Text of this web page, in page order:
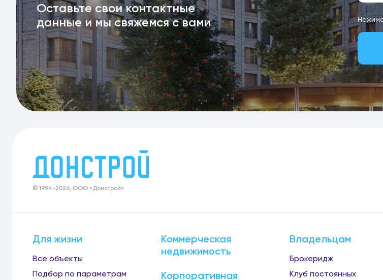
Оставьте свои контактные
данные и мы свяжемся с вами
© 1994-2026, ООО «Донстрой»
Для жизни
Все объекты
Подбор по параметрам
Коммерческая
недвижимость
Корпоративная
Владельцам
Брокеридж
Клуб постоянных